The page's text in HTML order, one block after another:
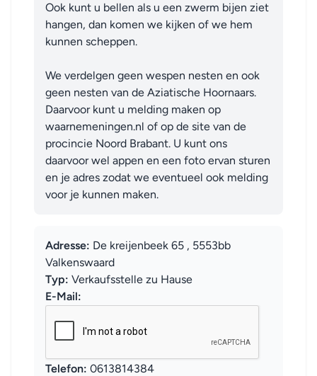
Ook kunt u bellen als u een zwerm bijen ziet
hangen, dan komen we kijken of we hem
kunnen scheppen.
We verdelgen geen wespen nesten en ook
geen nesten van de Aziatische Hoornaars.
Daarvoor kunt u melding maken op
waarnemeningen.nl of op de site van de
procincie Noord Brabant. U kunt ons
daarvoor wel appen en een foto ervan sturen
en je adres zodat we eventueel ook melding
voor je kunnen maken.
Adresse: De kreijenbeek 65 , 5553bb
Valkenswaard
Typ: Verkaufsstelle zu Hause
E-Mail:
Telefon: 0613814384